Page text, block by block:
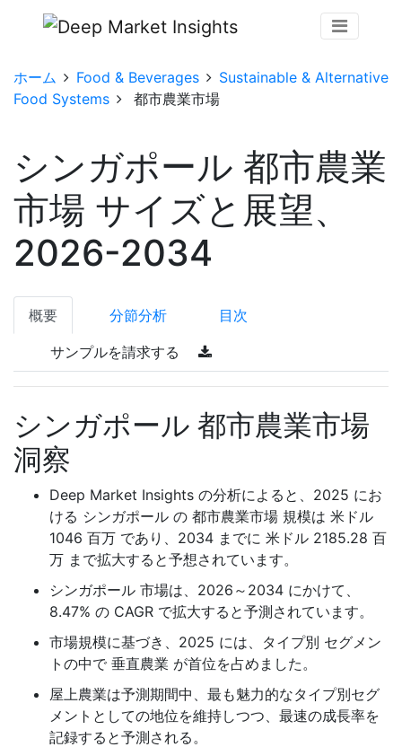
ホーム Food & Beverages
Sustainable & Alternative
Food Systems
都市農業市場
シンガポール 都市農業
市場 サイズと展望、
2026-2034
概要 分節分析 目次
サンプルを請求する
シンガポール 都市農業市場
洞察
Deep Market Insights の分析によると、2025 にお
ける シンガポール の 都市農業市場 規模は 米ドル
1046 百万 であり、2034 までに 米ドル 2185.28 百
万 まで拡大すると予想されています。
シンガポール 市場は、2026～2034 にかけて、
8.47% の CAGR で拡大すると予測されています。
市場規模に基づき、2025 には、タイプ別 セグメン
トの中で 垂直農業 が首位を占めました。
屋上農業は予測期間中、最も魅力的なタイプ別セグ
メントとしての地位を維持しつつ、最速の成長率を
記録すると予測される。